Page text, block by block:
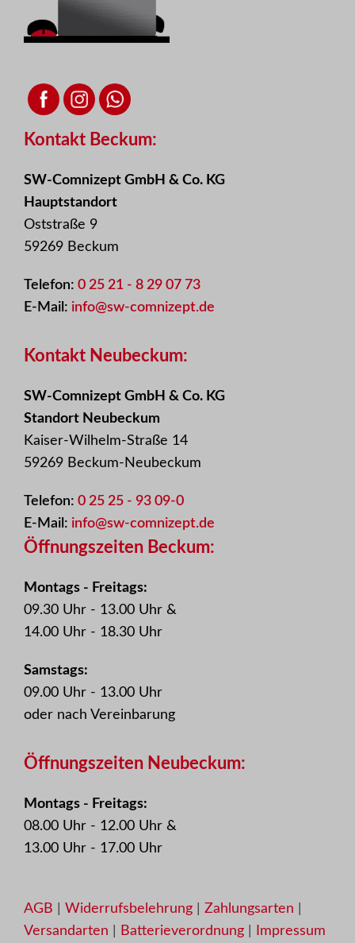
Kontakt Beckum:
SW-Comnizept GmbH & Co. KG
Hauptstandort
Oststraße 9
59269 Beckum
Telefon: 0 25 21 - 8 29 07 73
E-Mail: info@sw-comnizept.de
Kontakt Neubeckum:
SW-Comnizept GmbH & Co. KG
Standort Neubeckum
Kaiser-Wilhelm-Straße 14
59269 Beckum-Neubeckum
Telefon: 0 25 25 - 93 09-0
E-Mail: info@sw-comnizept.de
Öffnungszeiten Beckum:
Montags - Freitags:
09.30 Uhr - 13.00 Uhr &
14.00 Uhr - 18.30 Uhr
Samstags:
09.00 Uhr - 13.00 Uhr
oder nach Vereinbarung
Öffnungszeiten Neubeckum:
Montags - Freitags:
08.00 Uhr - 12.00 Uhr &
13.00 Uhr - 17.00 Uhr
AGB Widerrufsbelehrung Zahlungsarten
Versandarten
Batterieverordnung Impressum